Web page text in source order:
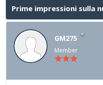
Prime impressioni sulla
GM275
Member